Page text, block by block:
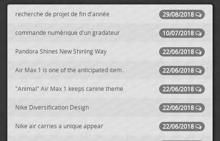
29/08/2018
recherche de projet de fin d'année
10/07/2018
commande numérique d'un gradateur
22/06/2018
Pandora Shines New Shining Way
22/06/2018
Air Max 1 is one of the anticipated item..
22/06/2018
"Animal" Air Max 1 keeps canine theme
22/06/2018
Nike Diversification Design
22/06/2018
Nike air carries a unique appear